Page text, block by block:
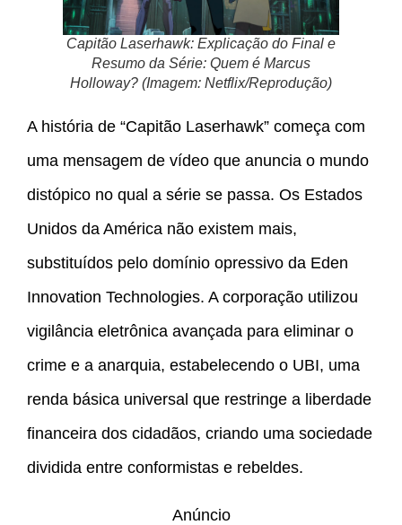
Capitão Laserhawk: Explicação do Final e
Resumo da Série: Quem é Marcus
Holloway? (Imagem: Netflix/Reprodução)
A história de “Capitão Laserhawk” começa com
uma mensagem de vídeo que anuncia o mundo
distópico no qual a série se passa. Os Estados
Unidos da América não existem mais,
substituídos pelo domínio opressivo da Eden
Innovation Technologies. A corporação utilizou
vigilância eletrônica avançada para eliminar o
crime e a anarquia, estabelecendo o UBI, uma
renda básica universal que restringe a liberdade
financeira dos cidadãos, criando uma sociedade
dividida entre conformistas e rebeldes.
Anúncio